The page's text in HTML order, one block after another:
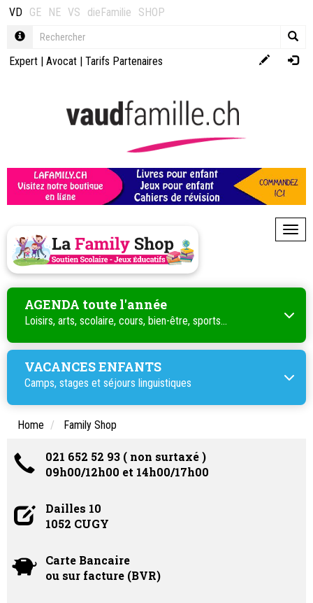
VD GE NE VS dieFamilie SHOP
Expert | Avocat | Tarifs Partenaires
AGENDA toute l'année
Loisirs, arts, scolaire, cours, bien-être, sports...
VACANCES ENFANTS
Camps, stages et séjours linguistiques
Home Family Shop
021 652 52 93 ( non surtaxé )
09h00/12h00 et 14h00/17h00
Dailles 10
1052 CUGY
Carte Bancaire
ou sur facture (BVR)